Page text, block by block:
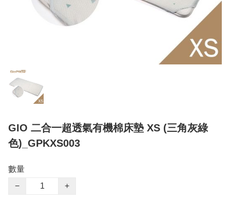
GIO 二合一超透氣有機棉床墊 XS (三角灰綠
色)_GPKXS003
數量
−
+